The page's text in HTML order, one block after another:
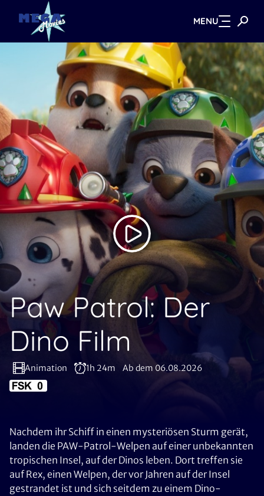
Zum Hauptinhalt springen MENU
Paw Patrol: Der
Dino Film
Animation 1h 24m Ab dem 06.08.2026
Nachdem ihr Schiff in einen mysteriösen Sturm gerät,
landen die PAW-Patrol-Welpen auf einer unbekannten
tropischen Insel, auf der Dinos leben. Dort treffen sie
auf Rex, einen Welpen, der vor Jahren auf der Insel
gestrandet ist und sich seitdem zu einem Dino-